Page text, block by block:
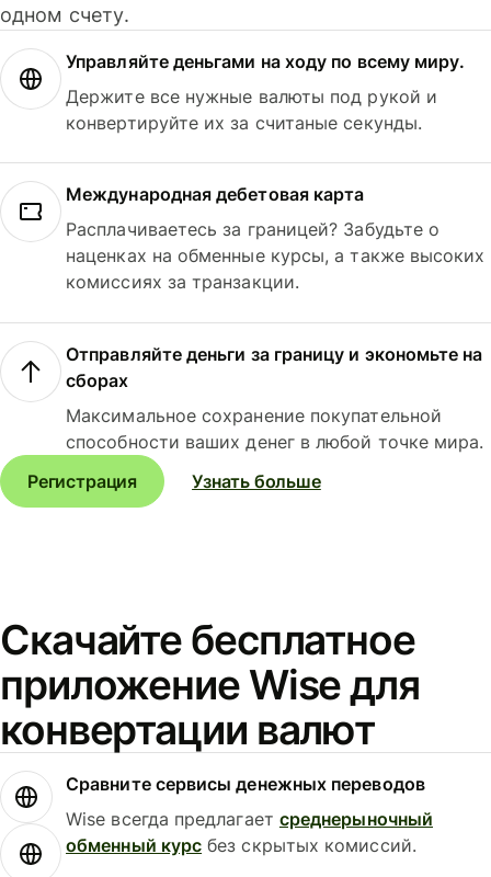
одном счету.
Управляйте деньгами на ходу по всему миру.
Держите все нужные валюты под рукой и
конвертируйте их за считаные секунды.
Международная дебетовая карта
Расплачиваетесь за границей? Забудьте о
наценках на обменные курсы, а также высоких
комиссиях за транзакции.
Отправляйте деньги за границу и экономьте на
сборах
Максимальное сохранение покупательной
способности ваших денег в любой точке мира.
Регистрация
Узнать больше
Скачайте бесплатное
приложение Wise для
конвертации валют
Сравните сервисы денежных переводов
Wise всегда предлагает среднерыночный
обменный курс без скрытых комиссий.